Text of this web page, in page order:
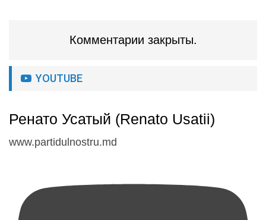
Комментарии закрыты.
YOUTUBE
Ренато Усатый (Renato Usatii)
www.partidulnostru.md